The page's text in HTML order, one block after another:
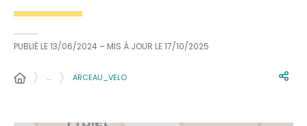
PUBLIÉ LE13/06/2024 – MIS À JOUR LE17/10/2025
… ARCEAU_VELO